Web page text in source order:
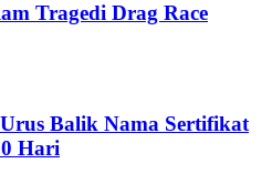
Tragedi Drag Race
Balik Nama Sertifikat
Hari